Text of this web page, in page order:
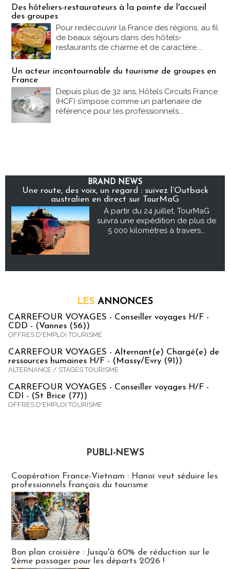
Des hôteliers-restaurateurs à la pointe de l'accueil
des groupes
Pour redécouvrir la France des régions, au fil
de beaux séjours dans des hôtels-
restaurants de charme et de caractère....
Un acteur incontournable du tourisme de groupes en
France
Depuis plus de 32 ans, Hôtels Circuits France
(HCF) s’impose comme un partenaire de
référence pour les professionnels...
BRAND NEWS
Une route, des voix, un regard : suivez l’Outback
australien en direct sur TourMaG
À partir du 24 juillet, TourMaG
suivra une expédition de plus de
5 000 kilomètres à travers...
LES ANNONCES
CARREFOUR VOYAGES - Conseiller voyages H/F -
CDD - (Vannes (56))
OFFRES D'EMPLOI TOURISME
CARREFOUR VOYAGES - Alternant(e) Chargé(e) de
ressources humaines H/F - (Massy/Evry (91))
ALTERNANCE / STAGES TOURISME
CARREFOUR VOYAGES - Conseiller voyages H/F -
CDI - (St Brice (77))
OFFRES D'EMPLOI TOURISME
PUBLI-NEWS
Coopération France-Vietnam : Hanoï veut séduire les
professionnels français du tourisme
Bon plan croisière : Jusqu'à 60% de réduction sur le
2ème passager pour les départs 2026 !